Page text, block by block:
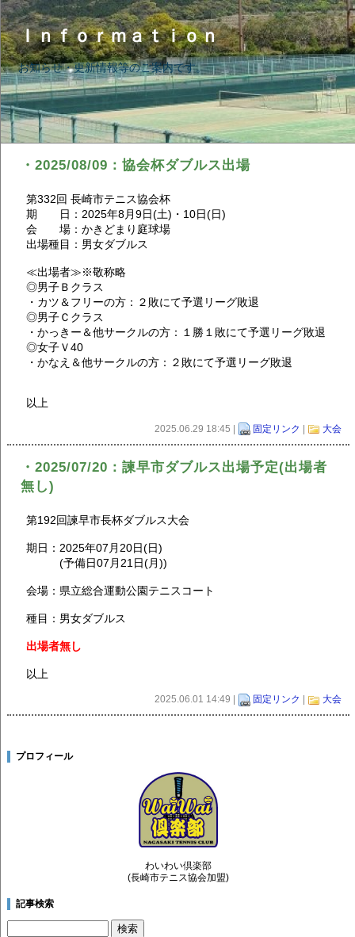
Ｉｎｆｏｒｍａｔｉｏｎ
お知らせ・更新情報等のご案内です。
・2025/08/09：協会杯ダブルス出場
第332回 長崎市テニス協会杯
期 日：2025年8月9日(土)・10日(日)
会 場：かきどまり庭球場
出場種目：男女ダブルス
≪出場者≫※敬称略
◎男子Ｂクラス
・カツ＆フリーの方：２敗にて予選リーグ敗退
◎男子Ｃクラス
・かっきー＆他サークルの方：１勝１敗にて予選リーグ敗退
◎女子Ｖ40
・かなえ＆他サークルの方：２敗にて予選リーグ敗退
以上
2025.06.29 18:45 | 固定リンク | 大会
・2025/07/20：諫早市ダブルス出場予定(出場者
無し)
第192回諫早市長杯ダブルス大会
期日：2025年07月20日(日)
(予備日07月21日(月))
会場：県立総合運動公園テニスコート
種目：男女ダブルス
出場者無し
以上
2025.06.01 14:49 | 固定リンク 大会
プロフィール
わいわい倶楽部
(長崎市テニス協会加盟)
記事検索